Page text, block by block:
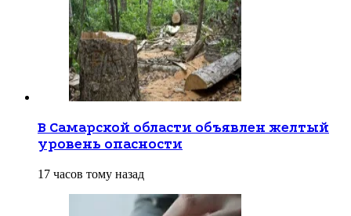
В Самарской области объявлен желтый
уровень опасности
17 часов тому назад